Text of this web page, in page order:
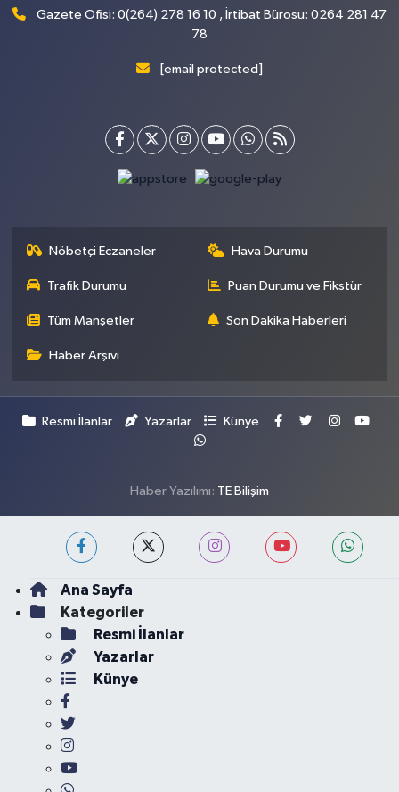
Gazete Ofisi: 0(264) 278 16 10 , İrtibat Bürosu: 0264 281 47
78
[email protected]
Nöbetçi Eczaneler Hava Durumu
Trafik Durumu Puan Durumu ve Fikstür
Tüm Manşetler Son Dakika Haberleri
Haber Arşivi
Resmi İlanlar Yazarlar Künye
Haber Yazılımı: TE Bilişim
Ana Sayfa
Kategoriler
Resmi İlanlar
Yazarlar
Künye